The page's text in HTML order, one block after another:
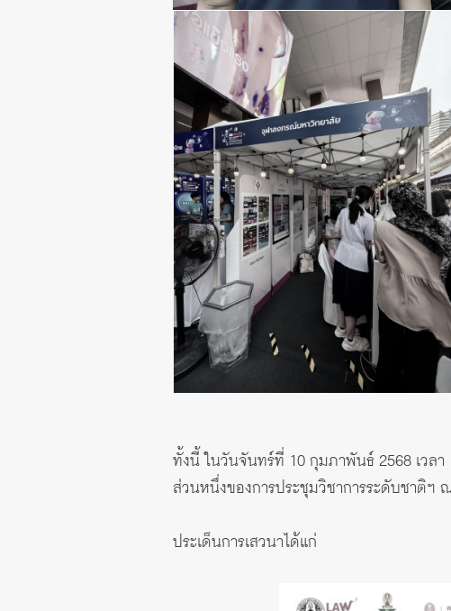
ทั้งนี้ ในวันจันทร์ที่ 10 กุมภาพันธ์ 2568 เวลา
ส่วนหนึ่งของการประชุมวิชาการระดับชาติฯ
ประเด็นการเสวนาได้แก่